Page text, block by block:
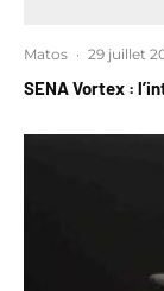
Matos · 29 juillet
SENA Vortex :